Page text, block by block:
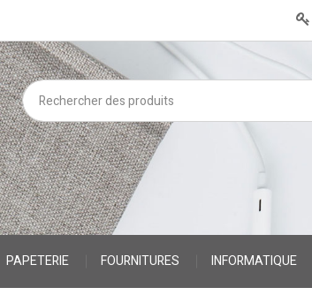
PAPETERIE FOURNITURES INFORMATIQUE